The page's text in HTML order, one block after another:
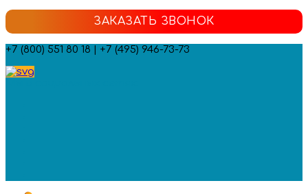
ЗАКАЗАТЬ ЗВОНОК
+7 (800) 551 80 18 | +7 (495) 946-73-73